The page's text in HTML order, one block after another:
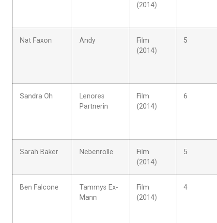
(2014)
Nat Faxon Andy
Film
(2014)
5
Sandra Oh
Lenores
Partnerin
Film
(2014)
6
Sarah Baker Nebenrolle
Film
(2014)
5
Ben Falcone
Tammys Ex-
Mann
Film
(2014)
4